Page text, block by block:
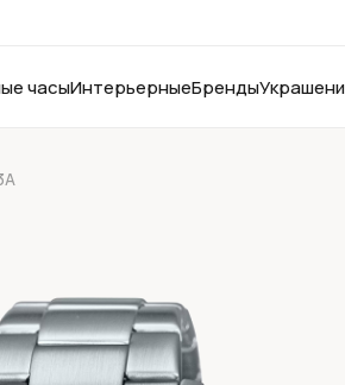
часыИнтерьерныеБренды